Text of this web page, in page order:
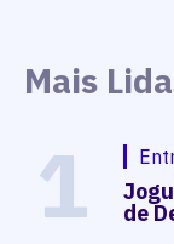
Mais
1 de